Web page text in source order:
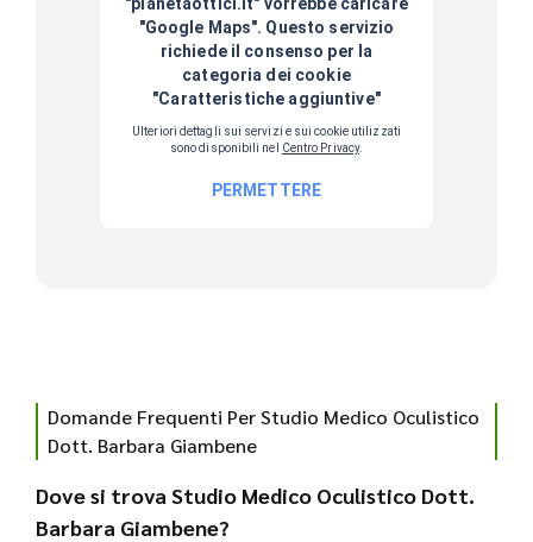
Domande Frequenti Per Studio Medico Oculistico
Dott. Barbara Giambene
Dove si trova Studio Medico Oculistico Dott.
Barbara Giambene?